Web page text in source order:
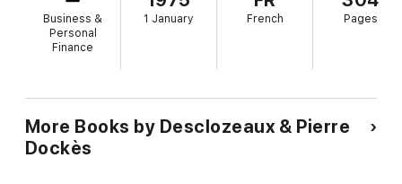
Business &
Personal
Finance
1 January French Pages
More Books by Desclozeaux & Pierre
Dockès